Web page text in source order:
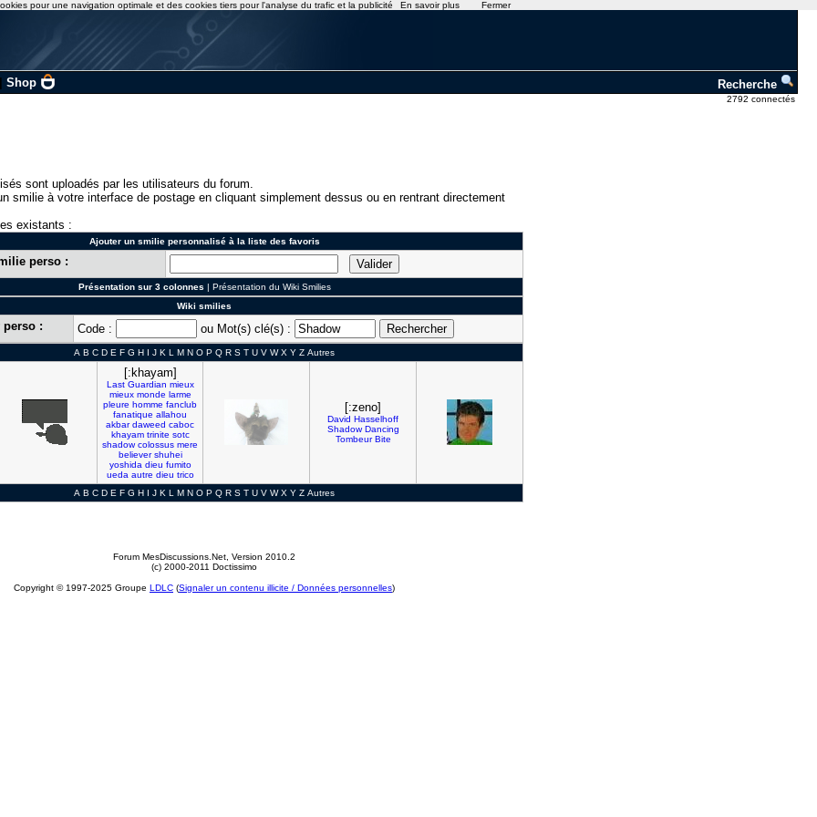
Shop Recherche
2792 connectés
sont uploadés par les utilisateurs du forum.
smilie à votre interface de postage en cliquant simplement dessus ou en rentrant directement
existants :
Ajouter un smilie personnalisé à la liste des favoris
perso :
Présentation sur 3 colonnes | Présentation du Wiki Smilies
Wiki smilies
perso : Code : ou Mot(s) clé(s) :
A B C D E F G H I J K L M N O P Q R S T U V W X Y Z Autres
[:khayam]
Last Guardian mieux
mieux monde larme
pleure homme fanclub
fanatique allahou
akbar daweed caboc
khayam trinite sotc
shadow colossus mere
believer shuhei
yoshida dieu fumito
ueda autre dieu trico
[:zeno]
David Hasselhoff
Shadow Dancing
Tombeur Bite
A B C D E F G H I J K L M N O P Q R S T U V W X Y Z Autres
Forum MesDiscussions.Net , Version 2010.2
(c) 2000-2011 Doctissimo
Copyright © 1997-2025 Groupe LDLC (Signaler un contenu illicite / Données personnelles)
pour une navigation optimale et des cookies tiers pour l'analyse du trafic et la publicité En savoir plus Fermer